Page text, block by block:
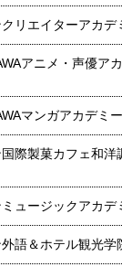
リエイターアカデ
アニメ・声優ア
マンガアカデミ
際製菓カフェ和洋
ュージックアカデ
語＆ホテル観光学